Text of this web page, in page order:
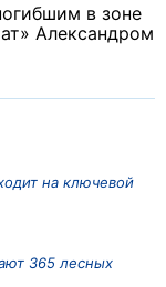
на ключевой
365 лесных
в зоне
Александром